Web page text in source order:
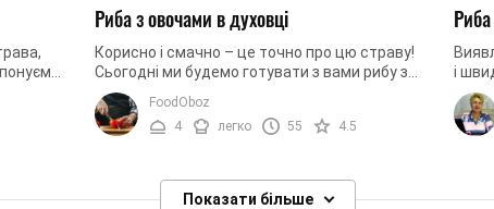
Риба з овочами в духовці
Корисно і смачно – це точно про цю страву!
Сьогодні ми будемо готувати з вами рибу з
овочами. Завдяки тому, що готувати таку
страву ми будемо в ...
FoodOboz
4
легко 55 4.5
і
що з
Показати більше